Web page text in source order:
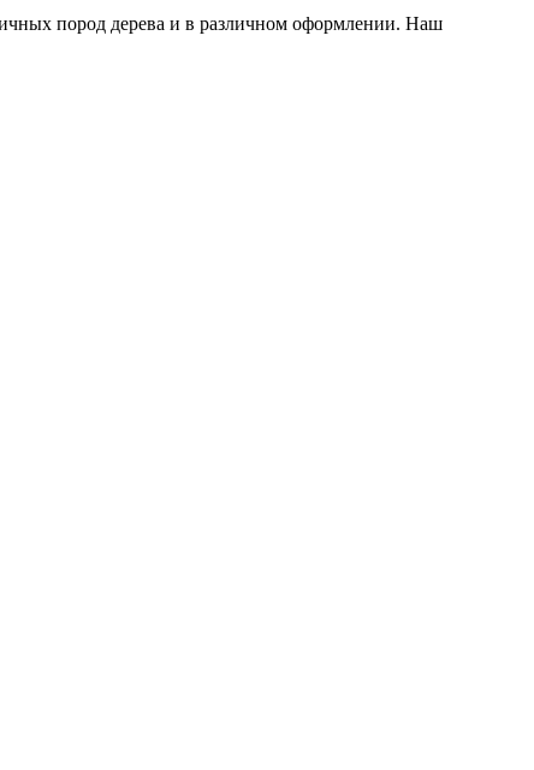
пород дерева и в различном оформлении. Наш